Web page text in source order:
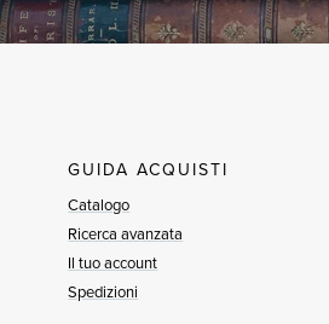
GUIDA ACQUISTI
Catalogo
Ricerca avanzata
Il tuo account
Spedizioni